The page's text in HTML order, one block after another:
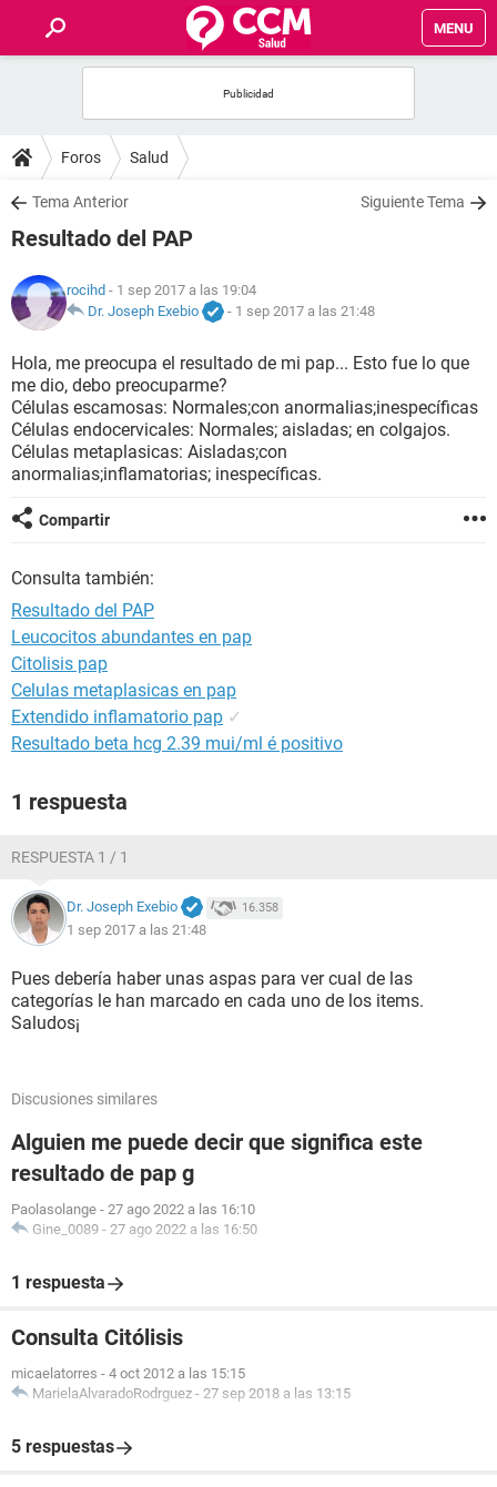
MENU
FOROS
SALUD
NUTRICIÓN
BIENESTAR
SEXUALIDAD
GLOSARIO
Foros Salud
Tema Anterior Siguiente Tema
Resultado del PAP
rocihd - 1 sep 2017 a las 19:04
Dr. Joseph Exebio
- 1 sep 2017 a las 21:48
Hola, me preocupa el resultado de mi pap... Esto fue lo que
me dio, debo preocuparme?
Células escamosas: Normales;con anormalias;inespecíficas
Células endocervicales: Normales; aisladas; en colgajos.
Células metaplasicas: Aisladas;con
anormalias;inflamatorias; inespecíficas.
Compartir
Consulta también:
Resultado del PAP
Leucocitos abundantes en pap
Citolisis pap
Celulas metaplasicas en pap
Extendido inflamatorio pap ✓
Resultado beta hcg 2.39 mui/ml é positivo
1 respuesta
RESPUESTA 1 / 1
Dr. Joseph Exebio 16.358
1 sep 2017 a las 21:48
Pues debería haber unas aspas para ver cual de las
categorías le han marcado en cada uno de los items.
Saludos¡
Discusiones similares
Alguien me puede decir que significa este
resultado de pap g
Paolasolange - 27 ago 2022 a las 16:10
Gine_0089 - 27 ago 2022 a las 16:50
1 respuesta
Consulta Citólisis
micaelatorres - 4 oct 2012 a las 15:15
MarielaAlvaradoRodrguez - 27 sep 2018 a las 13:15
5 respuestas